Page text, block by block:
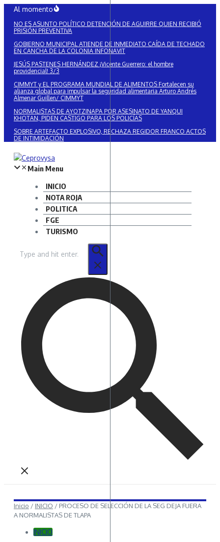
Saltar
contenido
Al momento
NO ES ASUNTO POLÍTICO DETENCIÓN DE AGUIRRE QUIEN RECIBIÓ
PRISIÓN PREVENTIVA
GOBIERNO MUNICIPAL ATIENDE DE INMEDIATO CAÍDA DE TECHADO
EN CANCHA DE LA COLONIA INFONAVIT
JESÚS PASTENES HERNÁNDEZ ¡Vicente Guerrero: el hombre
providencial! 3/3
CIMMYT y EL PROGRAMA MUNDIAL DE ALIMENTOS Fortalecen su
alianza global para impulsar la seguridad alimentaria Arturo Andrés
Almenar Guillen/ CIMMYT
NORMALISTAS DE AYOTZINAPA POR ASESINATO DE YANQUI
KHOTAN, PIDEN CASTIGO PARA LOS POLICÍAS
SOBRE ARTEFACTO EXPLOSIVO, RECHAZA REGIDOR FRANCO ACTOS
DE INTIMIDACIÓN
Main Menu
INICIO
NOTA ROJA
POLITICA
FGE
TURISMO
por:
Inicio / INICIO / PROCESO DE SELECCIÓN DE LA SEG DEJA FUERA
A NORMALISTAS DE TLAPA
INICIO